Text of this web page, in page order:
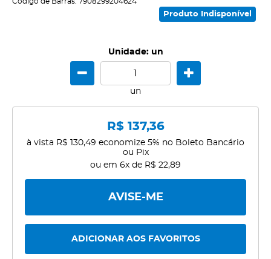
Produto Indisponível
Unidade: un
un
R$ 137,36
à vista R$ 130,49 economize 5% no Boleto Bancário
ou Pix
ou em 6x de R$ 22,89
AVISE-ME
ADICIONAR AOS FAVORITOS